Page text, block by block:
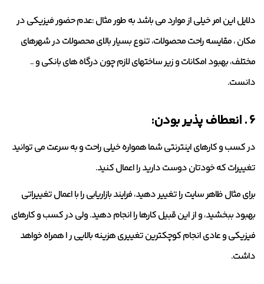
دلایل این امر خیلی از موارد می باشد به طور مثال :عدم حضور فیزیکی در
مکان ، مقایسه راحت محصولات، تنوع بسیار بالای محصولات در شهرهای
مختلف، بهبود امکانات و زیر ساختهای لازم چون درگاه های بانکی و ..
دانست.
6 . انعطاف پذیر بودن:
در کسب و کارهای اینترنتی شما همواره خیلی راحت و به سرعت می توانید
تغییرات که خودتان دوست دارید را اعمال کنید.
برای مثال ظاهر سایت را تغییر دهید، فرایند بازاریابی را با اعمال تغییراتی
بهبود ببخشید، و از این قبیل کارها را انجام دهید. ولی در کسب و کارهای
فیزیکی و عادی انجام کوچکترین تغییری هزینه بالایی ر ا همراه خواهد
داشت.